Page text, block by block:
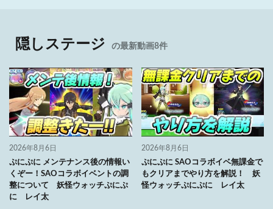
隠しステージ の最新動画8件
2026年8月6日
ぷにぷに メンテナンス後の情報い
くぞー！SAOコラボイベントの調
整について 妖怪ウォッチぷにぷ
に レイ太
2026年8月6日
ぷにぷに SAOコラボイベ無課金で
もクリアまでやり方を解説！ 妖
怪ウォッチぷにぷに レイ太